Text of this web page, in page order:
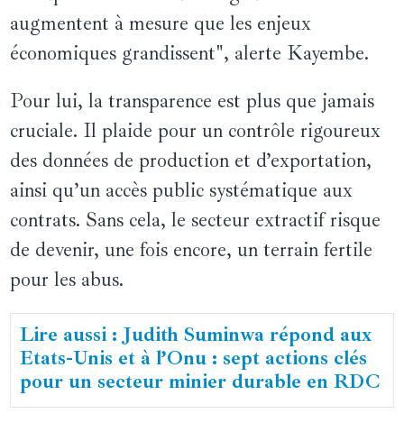
augmentent à mesure que les enjeux
économiques grandissent", alerte Kayembe.
Pour lui, la transparence est plus que jamais
cruciale. Il plaide pour un contrôle rigoureux
des données de production et d’exportation,
ainsi qu’un accès public systématique aux
contrats. Sans cela, le secteur extractif risque
de devenir, une fois encore, un terrain fertile
pour les abus.
Lire aussi : Judith Suminwa répond aux
Etats-Unis et à l’Onu : sept actions clés
pour un secteur minier durable en RDC